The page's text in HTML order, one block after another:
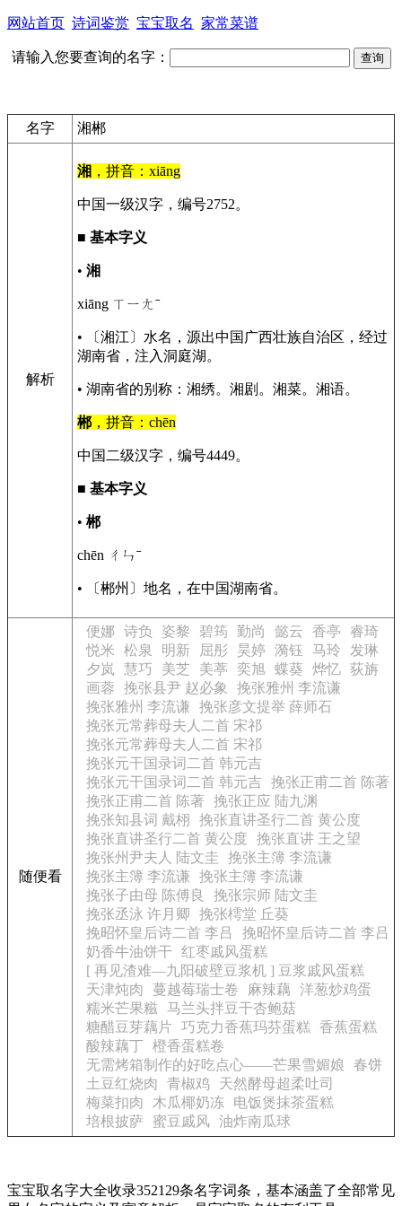
网站首页 诗词鉴赏 宝宝取名 家常菜谱
请输入您要查询的名字：
名字 湘郴
解析
湘 ，拼音：xiāng
中国一级汉字，编号2752。
■ 基本字义
• 湘
xiāng ㄒㄧㄤˉ
• 〔湘江〕水名，源出中国广西壮族自治区，经过
湖南省，注入洞庭湖。
• 湖南省的别称：湘绣。湘剧。湘菜。湘语。
郴 ，拼音：chēn
中国二级汉字，编号4449。
■ 基本字义
• 郴
chēn ㄔㄣˉ
• 〔郴州〕地名，在中国湖南省。
随便看
便娜 诗负 姿黎 碧筠 勤尚 懿云 香亭
睿琦
悦米
松泉 明新 屈彤 昊婷 漪钰 马玲
发琳
夕岚
慧巧 美芝 美葶 奕旭 蝶葵 烨忆 荻旃
画蓉
挽张县尹 赵必象
挽张雅州 李流谦
挽张雅州 李流谦
挽张彦文提举 薛师石
挽张元常葬母夫人二首 宋祁
挽张元常葬母夫人二首 宋祁
挽张元干国录词二首 韩元吉
挽张元干国录词二首 韩元吉 挽张正甫二首 陈著
挽张正甫二首 陈著
挽张正应 陆九渊
挽张知县词 戴栩
挽张直讲圣行二首 黄公度
挽张直讲圣行二首 黄公度
挽张直讲 王之望
挽张州尹夫人 陆文圭
挽张主簿 李流谦
挽张主簿 李流谦
挽张主簿 李流谦
挽张子由母 陈傅良
挽张宗师 陆文圭
挽张丞泳 许月卿
挽张樗堂 丘葵
挽昭怀皇后诗二首 李吕
挽昭怀皇后诗二首 李吕
奶香牛油饼干 红枣戚风蛋糕
[ 再见渣难—九阳破壁豆浆机 ] 豆浆戚风蛋糕
天津炖肉
蔓越莓瑞士卷 麻辣藕
洋葱炒鸡蛋
糯米芒果糍 马兰头拌豆干杏鲍菇
糖醋豆芽藕片 巧克力香蕉玛芬蛋糕
香蕉蛋糕
酸辣藕丁 橙香蛋糕卷
无需烤箱制作的好吃点心——芒果雪媚娘
春饼
土豆红烧肉
青椒鸡
天然酵母超柔吐司
梅菜扣肉
木瓜椰奶冻
电饭煲抹茶蛋糕
培根披萨
蜜豆戚风 油炸南瓜球
宝宝取名字大全收录352129条名字词条，基本涵盖了全部常见